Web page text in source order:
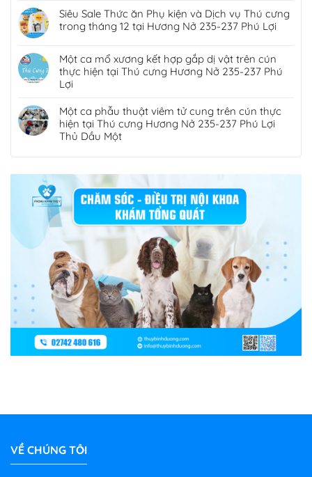
Siêu Sale Thức ăn Phụ kiện và Dịch vụ Thú cưng
trong tháng 12 tại Hương Nở 235-237 Phú Lợi
Một ca mổ xương kết hợp gắp dị vật trên cún
thực hiện tại Thú cưng Hương Nở 235-237 Phú
Lợi
Một ca phẫu thuật viêm tử cung trên cún thực
hiện tại Thú cưng Hương Nở 235-237 Phú Lợi
Thủ Dầu Một
VỀ CHÚNG TÔI